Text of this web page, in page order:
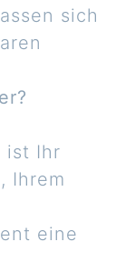
sich
ist Ihr
Ihrem
eine